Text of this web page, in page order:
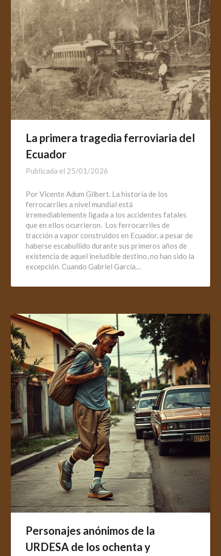
La primera tragedia ferroviaria del
Ecuador
Publicada el 25/01/2026
Por Vicente Adum Gilbert. La historia de los
ferrocarriles a nivel mundial está
irremediablemente ligada a los accidentes fatales
que en ellos ocurrieron. Los ferrocarriles de
tracción a vapor construidos en Ecuador, a pesar de
haberse escabullido durante sus primeros años de
existencia de aquel ineludible destino, no han sido la
excepción. Cuando Gabriel García…
Personajes anónimos de la
URDESA de los ochenta y